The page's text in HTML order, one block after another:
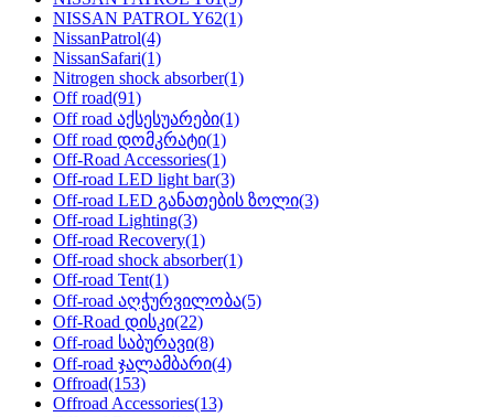
NISSAN PATROL Y62(1)
NissanPatrol(4)
NissanSafari(1)
Nitrogen shock absorber(1)
Off road(91)
Off road აქსესუარები(1)
Off road დომკრატი(1)
Off-Road Accessories(1)
Off-road LED light bar(3)
Off-road LED განათების ზოლი(3)
Off-road Lighting(3)
Off-road Recovery(1)
Off-road shock absorber(1)
Off-road Tent(1)
Off-road აღჭურვილობა(5)
Off-Road დისკი(22)
Off-road საბურავი(8)
Off-road ჯალამბარი(4)
Offroad(153)
Offroad Accessories(13)